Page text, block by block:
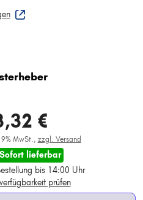
€
MwSt., zzgl. Versand
Sofort lieferbar
bis 14:00 Uhr
prüfen